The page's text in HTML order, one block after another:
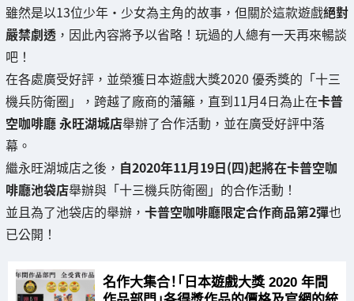
雖然是以13位少年・少女為主角的故事，但關於這款遊戲絕對
嚴禁劇透 ，因此內容將予以省略！玩過的人總有一天再來暢談
吧！
在各處廣受好評，並榮獲日本遊戲大獎2020 優秀獎的「十三
機兵防衛圈」，跨越了廠商的藩籬，直到11月4日為止在卡普
空咖啡廳 永旺湖城店舉辦了合作活動，並在廣受好評中落
幕。
繼永旺湖城店之後， 自2020年11月19日(四)起將在卡普空咖
啡廳池袋店舉辦與「十三機兵防衛圈」的合作活動！
並且為了池袋店的舉辦， 卡普空咖啡廳限定合作商品第2彈也
已公開！